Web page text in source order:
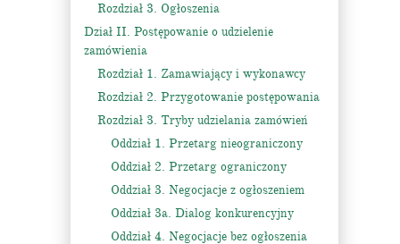
Rozdział 3. Ogłoszenia
Dział II. Postępowanie o udzielenie
zamówienia
Rozdział 1. Zamawiający i wykonawcy
Rozdział 2. Przygotowanie postępowania
Rozdział 3. Tryby udzielania zamówień
Oddział 1. Przetarg nieograniczony
Oddział 2. Przetarg ograniczony
Oddział 3. Negocjacje z ogłoszeniem
Oddział 3a. Dialog konkurencyjny
Oddział 4. Negocjacje bez ogłoszenia